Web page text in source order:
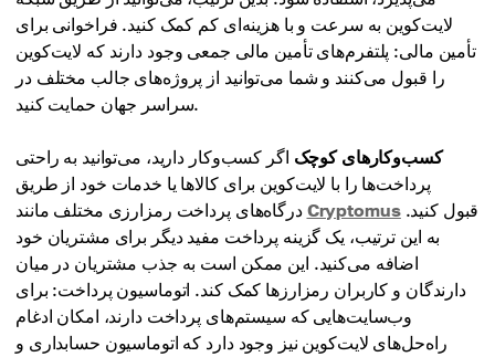
لایت‌کوین به سرعت و با هزینه‌ای کم کمک کنید. فراخوانی برای
تأمین مالی: پلتفرم‌های تأمین مالی جمعی وجود دارند که لایت‌کوین
را قبول می‌کنند و شما می‌توانید از پروژه‌های جالب مختلف در
سراسر جهان حمایت کنید.
کسب‌وکارهای کوچک اگر کسب‌وکار دارید، می‌توانید به راحتی
پرداخت‌ها را با لایت‌کوین برای کالاها یا خدمات خود از طریق
درگاه‌های پرداخت رمزارزی مختلف مانند Cryptomusقبول کنید.
به این ترتیب، یک گزینه پرداخت مفید دیگر برای مشتریان خود
اضافه می‌کنید. این ممکن است به جذب مشتریان در میان
دارندگان و کاربران رمزارزها کمک کند. اتوماسیون پرداخت: برای
وب‌سایت‌هایی که سیستم‌های پرداخت دارند، امکان ادغام
راه‌حل‌های لایت‌کوین نیز وجود دارد که اتوماسیون حسابداری و